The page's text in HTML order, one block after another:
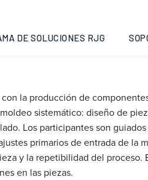
DE SOLUCIONES RJG
02-18
la producción de
sistemático: diseño de
Los participantes son
primarios de entrada de la
y la repetibilidad del
en las piezas.